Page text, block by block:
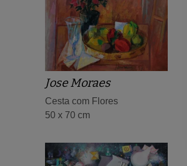
Jose Moraes
Cesta com Flores
50 x 70 cm